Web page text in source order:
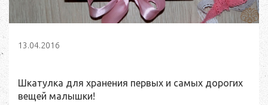
13.04.2016
Шкатулка для хранения первых и самых дорогих
вещей малышки!